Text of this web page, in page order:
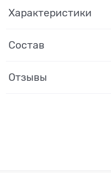
Характеристики
Состав
Отзывы